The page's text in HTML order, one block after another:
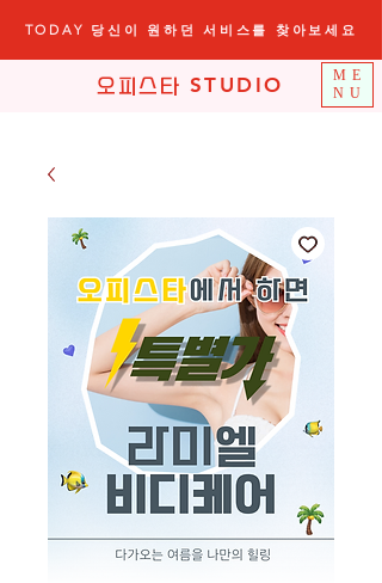
오피스타 STUDIO
TODAY 당신이 원하던 서비스를 찾아보세요
ME
NU